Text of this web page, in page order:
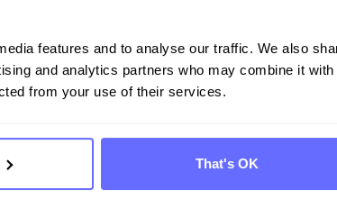
features and to analyse our traffic. We also
and analytics partners who may combine it with
from your use of their services.
That's OK
für